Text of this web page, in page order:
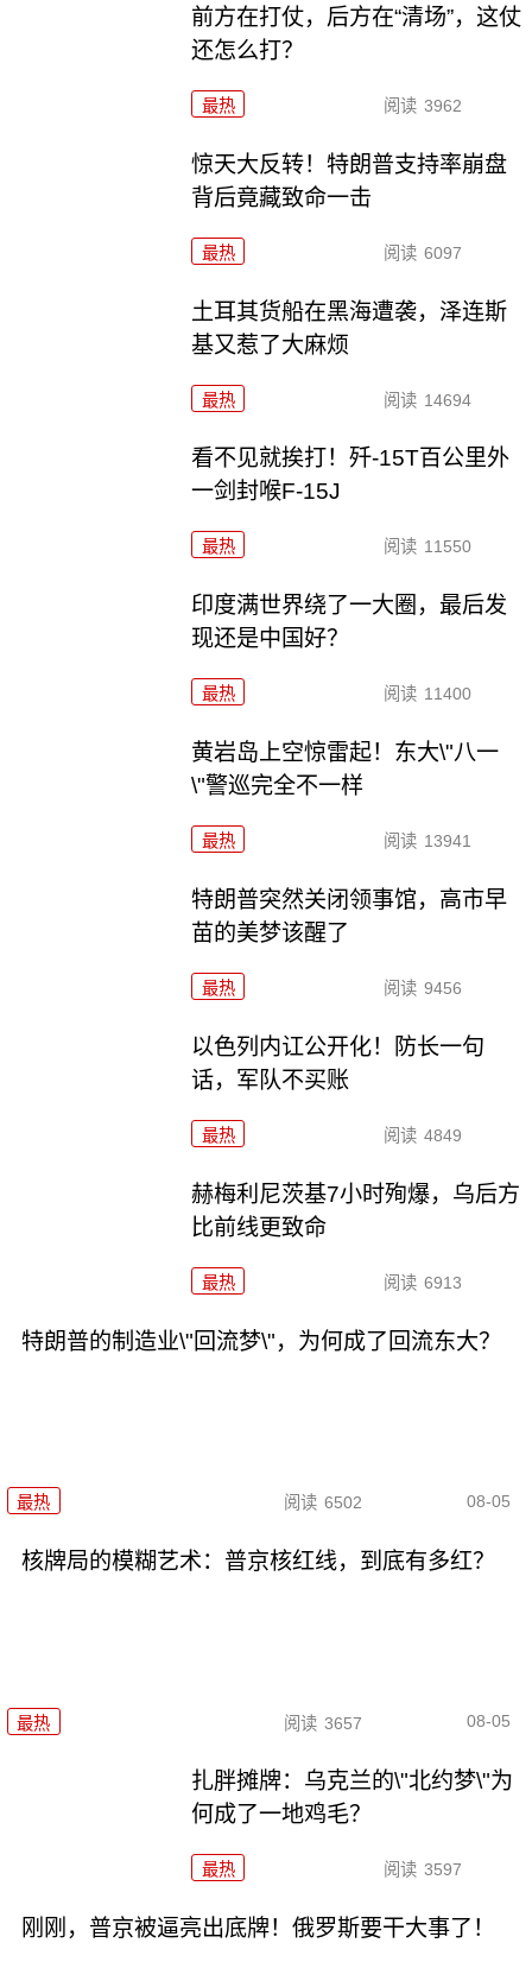
前方在打仗，后方在“清场”，这仗
还怎么打？
最热 阅读 3962
惊天大反转！特朗普支持率崩盘
背后竟藏致命一击
最热 阅读 6097
土耳其货船在黑海遭袭，泽连斯
基又惹了大麻烦
最热 阅读 14694
看不见就挨打！歼-15T百公里外
一剑封喉F-15J
最热 阅读 11550
印度满世界绕了一大圈，最后发
现还是中国好？
最热 阅读 11400
黄岩岛上空惊雷起！东大\"八一
\"警巡完全不一样
最热 阅读 13941
特朗普突然关闭领事馆，高市早
苗的美梦该醒了
最热 阅读 9456
以色列内讧公开化！防长一句
话，军队不买账
最热 阅读 4849
赫梅利尼茨基7小时殉爆，乌后方
比前线更致命
最热 阅读 6913
特朗普的制造业\"回流梦\"，为何成了回流东大？
最热 阅读 6502 08-05
核牌局的模糊艺术：普京核红线，到底有多红？
最热 阅读 3657 08-05
扎胖摊牌：乌克兰的\"北约梦\"为
何成了一地鸡毛？
最热 阅读 3597
刚刚，普京被逼亮出底牌！俄罗斯要干大事了！